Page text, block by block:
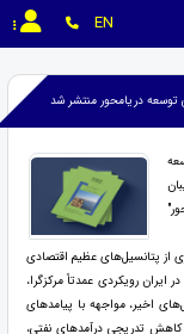
EN
دریامحور منتشر شد
از پتانسیل‌های عظیم اقتصادی
رویکردی عمدتاً مرکزگرا،
اخیر، مواجهه با پیامدهای
تدریجی درآمدهای نفتی،